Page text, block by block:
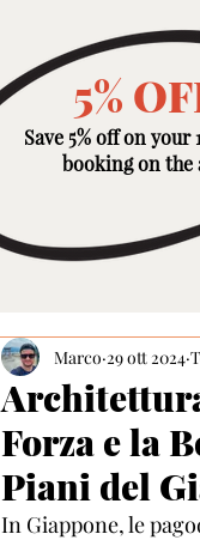
Forza e la
Piani del
Marco 29 ott 2024
In Giappone, le
5%
Save 5% off on your
booking on the